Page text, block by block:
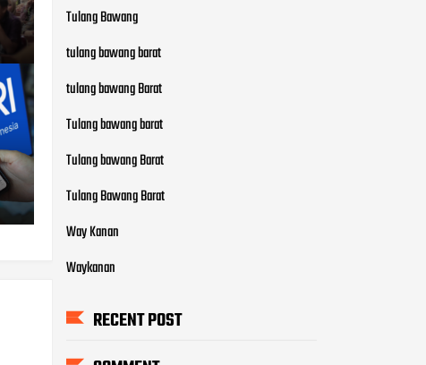
Tulang bawang Barat
Tulang Bawang Barat
Way Kanan
Waykanan
COMMENT